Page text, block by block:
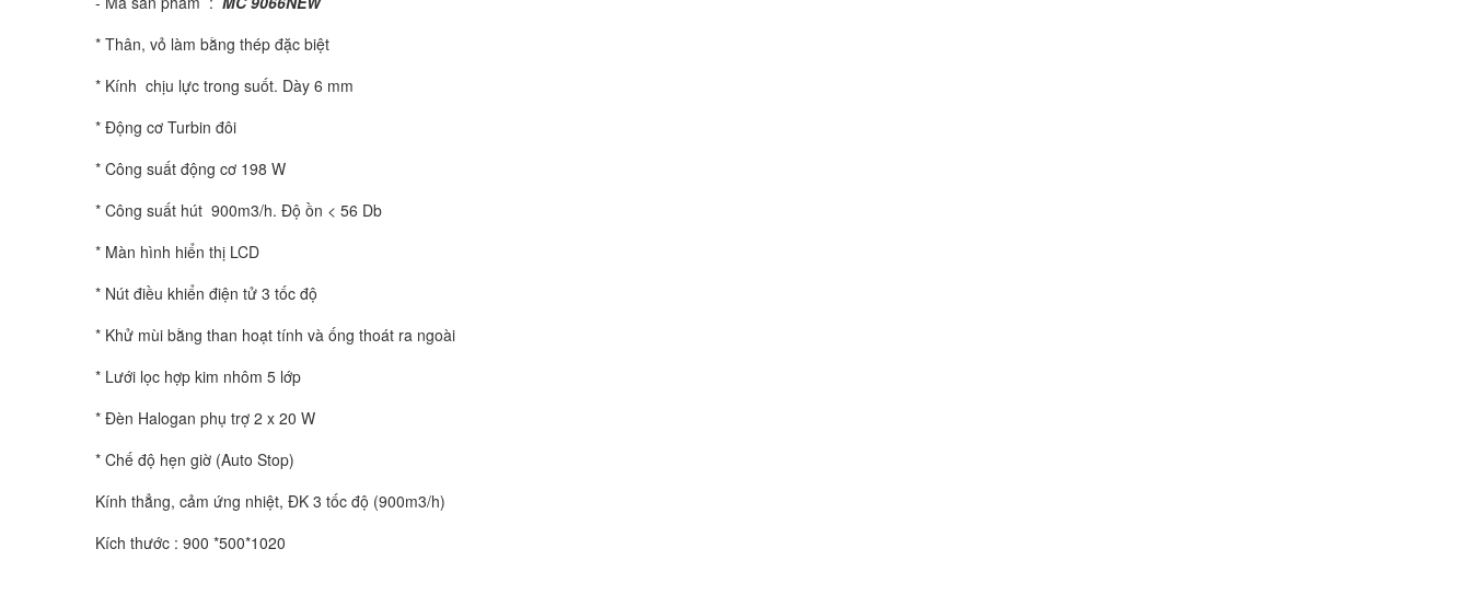
* Thân, vỏ làm bằng thép đặc biệt
* Kính chịu lực trong suốt. Dày 6 mm
* Động cơ Turbin đôi
* Công suất động cơ 198 W
* Công suất hút 900m3/h. Độ ồn < 56 Db
* Màn hình hiển thị LCD
* Nút điều khiển điện tử 3 tốc độ
* Khử mùi bằng than hoạt tính và ống thoát ra ngoài
* Lưới lọc hợp kim nhôm 5 lớp
* Đèn Halogan phụ trợ 2 x 20 W
* Chế độ hẹn giờ (Auto Stop)
Kính thẳng, cảm ứng nhiệt, ĐK 3 tốc độ (900m3/h)
Kích thước : 900 *500*1020